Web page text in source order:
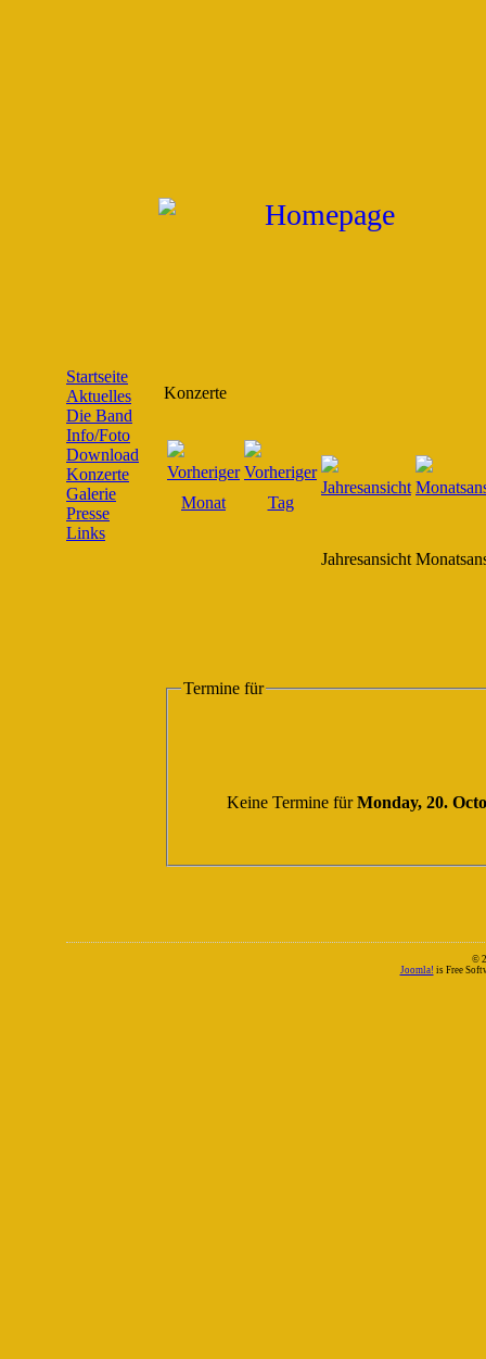
Startseite
Aktuelles
Die Band
Info/Foto
Download
Konzerte
Galerie
Presse
Links
Konzerte
Jahresansicht
Termine für
Keine Termine fürMonday, 20.
©
Joomla! is Free